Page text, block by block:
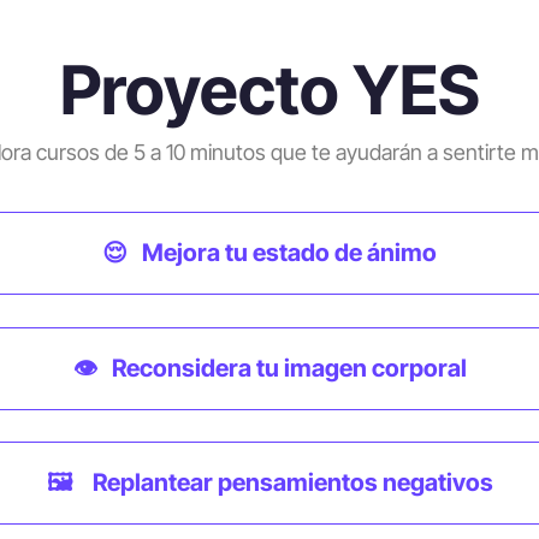
Proyecto YES
cursos de 5 a 10 minutos que te ayudarán a sentirte
😌 Mejora tu estado de ánimo
👁️ Reconsidera tu imagen corporal
🖼️ Replantear pensamientos negativos